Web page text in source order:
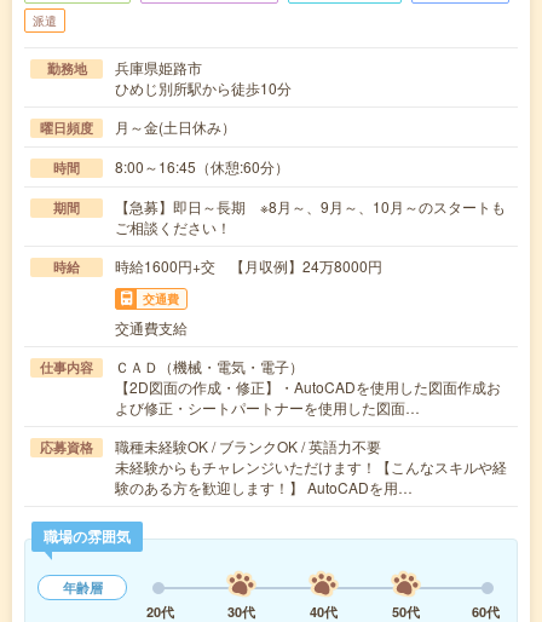
派遣
勤務地
兵庫県姫路市
ひめじ別所駅から徒歩10分
曜日頻度 月～金(土日休み）
時間 8:00～16:45（休憩:60分）
期間
【急募】即日～長期 ※8月～、9月～、10月～のスタートも
ご相談ください！
時給 時給1600円+交 【月収例】24万8000円
交通費
交通費支給
仕事内容
ＣＡＤ（機械・電気・電子）
【2D図面の作成・修正】・AutoCADを使用した図面作成お
よび修正・シートパートナーを使用した図面…
応募資格
職種未経験OK / ブランクOK / 英語力不要
未経験からもチャレンジいただけます！【こんなスキルや経
験のある方を歓迎します！】 AutoCADを用…
職場の雰囲気
年齢層
20代
30代 40代 50代
60代